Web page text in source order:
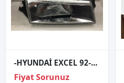
-HYUNDAİ EXCEL 92-94 SOL FAR- 92101-24300
Fiyat Sorunuz